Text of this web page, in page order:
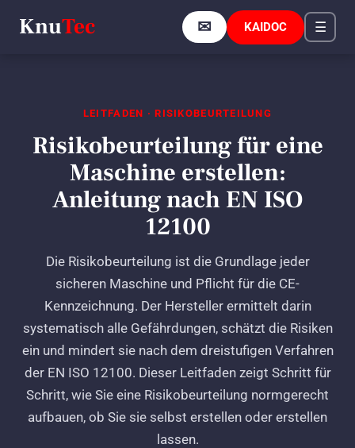
KnuTec ✉ KAIDOC ☰
LEITFADEN · RISIKOBEURTEILUNG
Risikobeurteilung für eine
Maschine erstellen:
Anleitung nach EN ISO
12100
Die Risikobeurteilung ist die Grundlage jeder
sicheren Maschine und Pflicht für die CE-
Kennzeichnung. Der Hersteller ermittelt darin
systematisch alle Gefährdungen, schätzt die Risiken
ein und mindert sie nach dem dreistufigen Verfahren
der EN ISO 12100. Dieser Leitfaden zeigt Schritt für
Schritt, wie Sie eine Risikobeurteilung normgerecht
aufbauen, ob Sie sie selbst erstellen oder erstellen
lassen.